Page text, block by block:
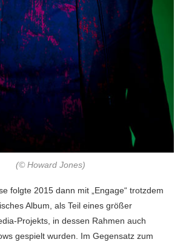
(© Howard Jones)
folgte 2015 dann mit „Engage“ trotzdem
Album, als Teil eines größer
Projekts, in dessen Rahmen auch
gespielt wurden. Im Gegensatz zum